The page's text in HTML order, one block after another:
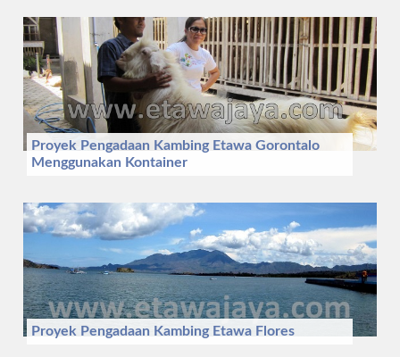
Proyek Pengadaan Kambing Etawa Gorontalo
Menggunakan Kontainer
Proyek Pengadaan Kambing Etawa Flores